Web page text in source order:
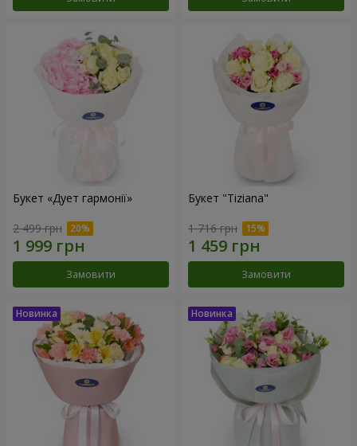
Букет «Дует гармонії»
2 499 грн
Замовити
Букет "Tiziana"
1 716 грн
Замовити